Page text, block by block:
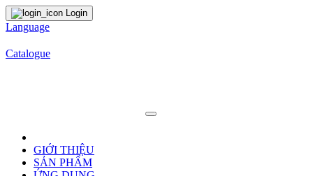
Login
Language
Catalogue
GIỚI THIỆU
SẢN PHẨM